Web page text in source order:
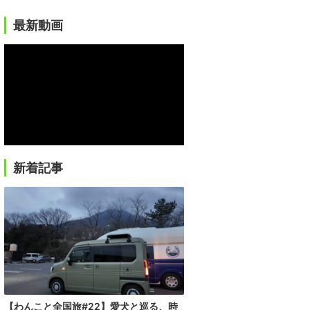
最新動画
新着記事
【わんこと全国旅#22】愛犬と巡る、時